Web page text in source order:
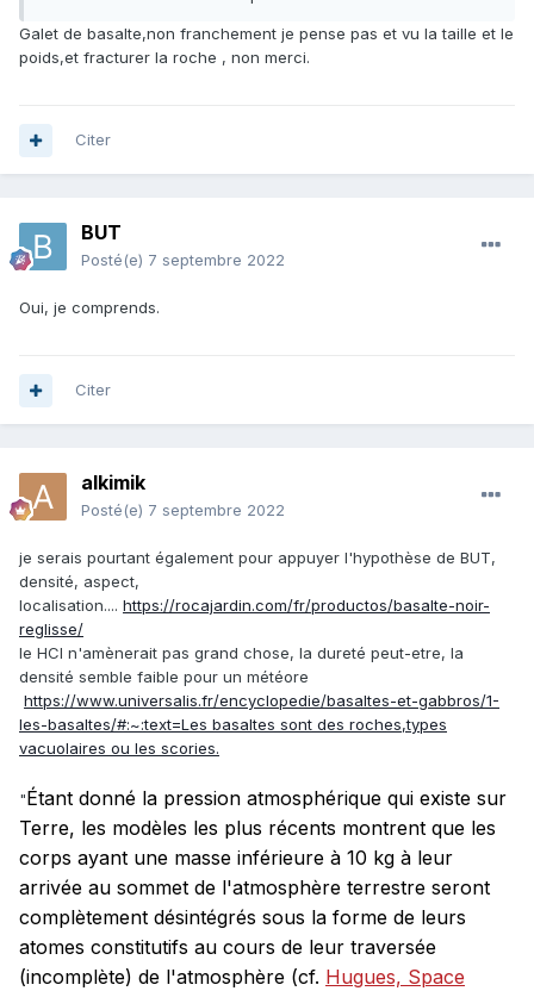
de l'ordre de 2,6 kilos par décimètre cube. Pour le basalte
la densité est autour de 3. Il faudrait mesurer la densité de
également pour une roche, pourvu qu'elle soit peu poreuse
esthétique. Donc bien réfléchir avant de brutaliser cet
innocent caillou (et mettre des lunettes bien couvrantes,
Galet de basalte,non franchement je pense pas et vu la taille et le
poids,et fracturer la roche , non merci.
Citer
BUT
Posté(e) 7 septembre 2022
Oui, je comprends.
Citer
alkimik
Posté(e) 7 septembre 2022
je serais pourtant également pour appuyer l'hypothèse de BUT,
densité, aspect,
localisation.... https://rocajardin.com/fr/productos/basalte-noir-
reglisse/
le HCl n'amènerait pas grand chose, la dureté peut-etre, la
densité semble faible pour un météore
https://www.universalis.fr/encyclopedie/basaltes-et-gabbros/1-
les-basaltes/#:~:text=Les basaltes sont des roches,types
vacuolaires ou les scories.
"Étant donné la pression atmosphérique qui existe sur
Terre, les modèles les plus récents montrent que les
corps ayant une masse inférieure à 10 kg à leur
arrivée au sommet de l'atmosphère terrestre seront
complètement désintégrés sous la forme de leurs
atomes constitutifs au cours de leur traversée
(incomplète) de l'atmosphère (cf. Hugues, Space